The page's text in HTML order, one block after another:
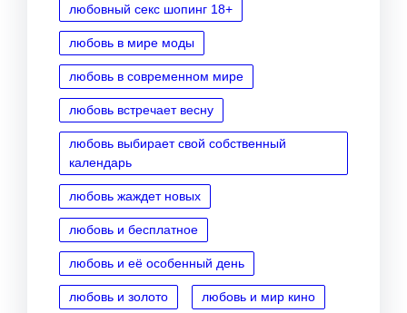
любовный секс шопинг 18+
любовь в мире моды
любовь в современном мире
любовь встречает весну
любовь выбирает свой собственный
календарь
любовь жаждет новых
любовь и бесплатное
любовь и её особенный день
любовь и золото любовь и мир кино